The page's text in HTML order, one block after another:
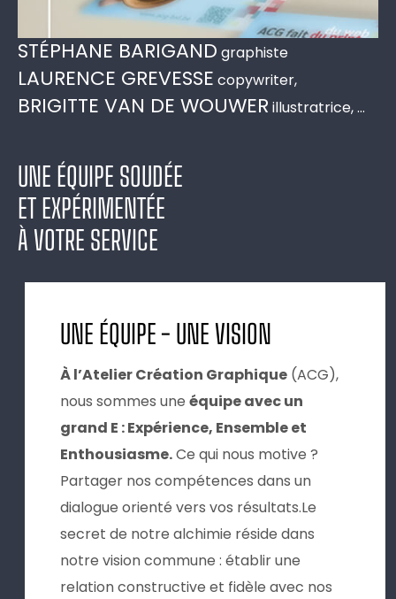
STÉPHANE BARIGAND graphiste
LAURENCE GREVESSE copywriter,
BRIGITTE VAN DE WOUWER illustratrice, …
UNE ÉQUIPE SOUDÉE
ET EXPÉRIMENTÉE
À VOTRE SERVICE
UNE ÉQUIPE - UNE VISION
À l’Atelier Création Graphique (ACG),
nous sommes uneéquipe avecun
grand E : Expérience, Ensemble et
Enthousiasme.Ce qui nous motive ?
Partager nos compétences dans un
dialogue orienté vers vos résultats.Le
secret de notre alchimie réside dans
notre vision commune : établir une
relation constructive et fidèle avec nos